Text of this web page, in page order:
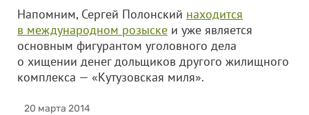
Напомним, Сергей Полонский находится
в международном розыске и уже является
основным фигурантом уголовного дела
о хищении денег дольщиков другого жилищного
комплекса — «Кутузовская миля».
20 марта 2014